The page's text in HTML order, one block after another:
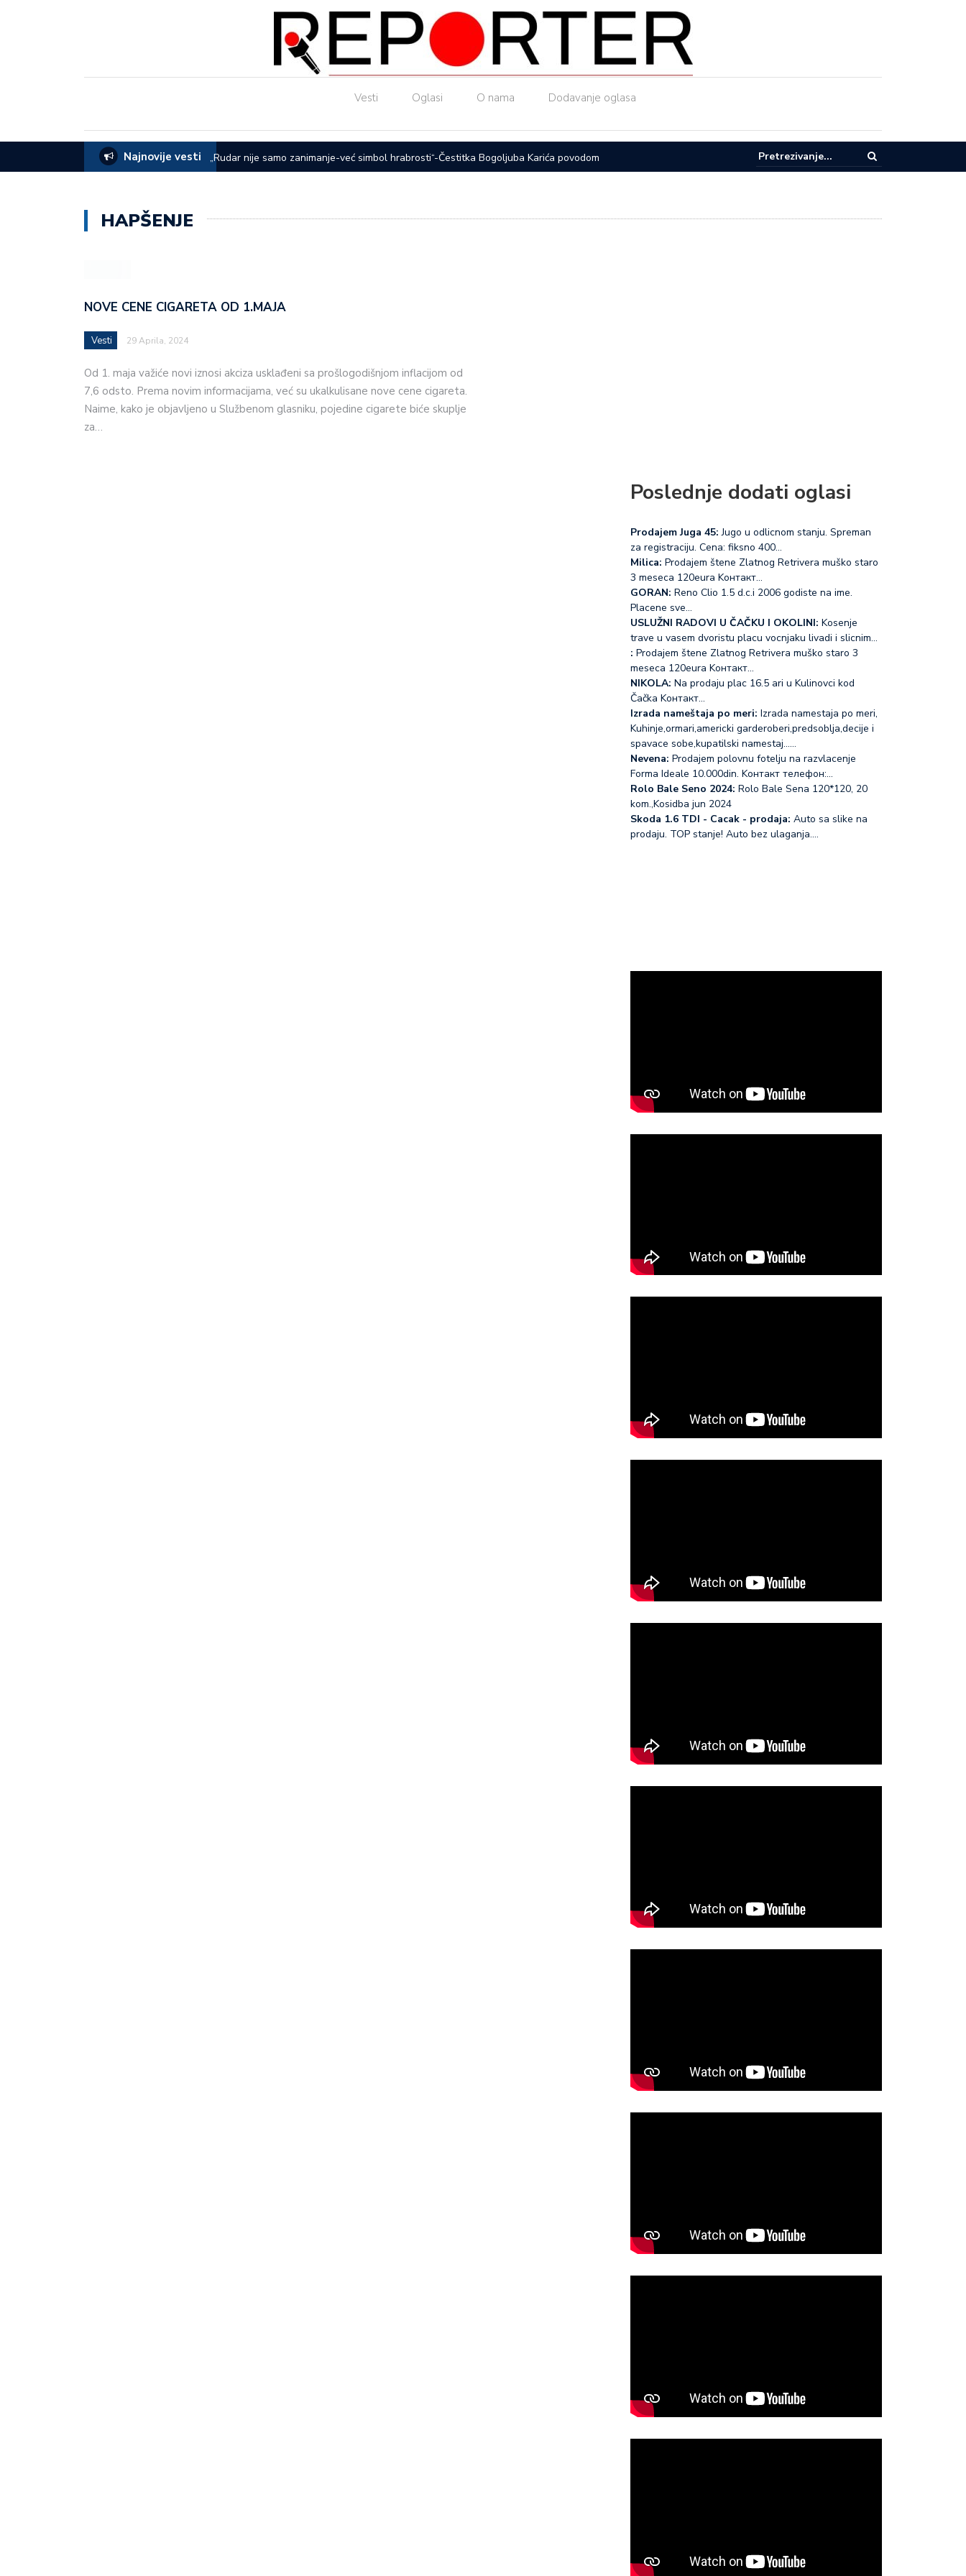
Vesti Oglasi O nama Dodavanje oglasa
Najnovije vesti
Sve je spremno za 65. Sabor u
„Rudar nije samo zanimanje-već simbol hrabrosti“-Čestitka Bogoljuba Karića povodom
dana rudara
ČAČAK ULAŽE U EKOLOGIJU: Donja i Gornja Trepča dobijaju moderno
otpadne vode i novi kolektor
HAPŠENJE
NOVE CENE CIGARETA OD 1.MAJA
Vesti 29 Aprila, 2024
Od 1. maja važiće novi iznosi akciza usklađeni sa prošlogodišnjom inflacijom od
7,6 odsto. Prema novim informacijama, već su ukalkulisane nove cene cigareta.
Naime, kako je objavljeno u Službenom glasniku, pojedine cigarete biće skuplje
za…
Poslednje dodati oglasi
Prodajem Juga 45: Jugo u odlicnom stanju. Spreman
za registraciju. Cena: fiksno 400…
Milica: Prodajem štene Zlatnog Retrivera muško staro
3 meseca 120eura Koнтакт…
GORAN: Reno Clio 1.5 d.c.i 2006 godiste na ime.
Placene sve…
USLUŽNI RADOVI U ČAČKU I OKOLINI: Kosenje
trave u vasem dvoristu placu vocnjaku livadi i slicnim…
: Prodajem štene Zlatnog Retrivera muško staro 3
meseca 120eura Koнтакт…
NIKOLA: Na prodaju plac 16.5 ari u Kulinovci kod
Čačka Koнтакт…
Izrada nameštaja po meri: Izrada namestaja po meri,
Kuhinje,ormari,americki garderoberi,predsoblja,decije i
spavace sobe,kupatilski namestaj...…
Nevena: Prodajem polovnu fotelju na razvlacenje
Forma Ideale 10.000din. Koнтакт телефон:…
Rolo Bale Seno 2024: Rolo Bale Sena 120*120, 20
kom.,Kosidba jun 2024
Skoda 1.6 TDI - Cacak - prodaja: Auto sa slike na
prodaju. TOP stanje! Auto bez ulaganja.…